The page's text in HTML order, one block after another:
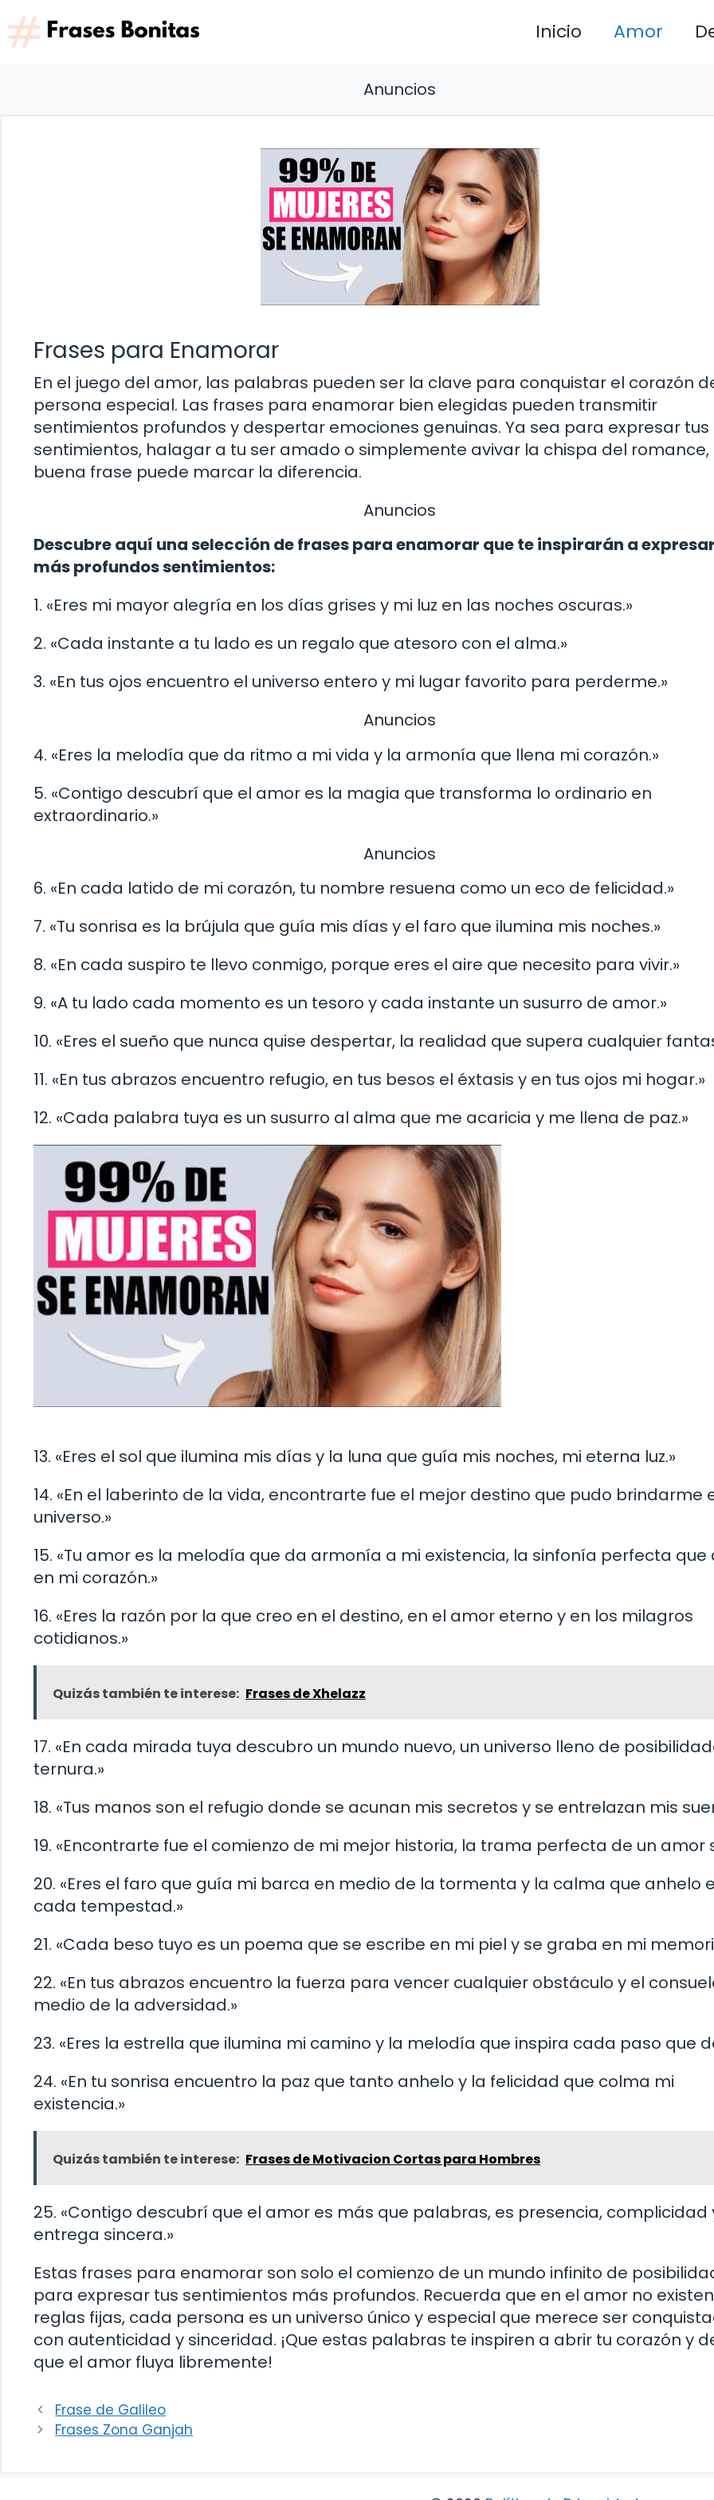
Saltar
al
contenido
Inicio Amor
Anuncios
Frases para Enamorar
En el juego del amor, las palabras pueden ser la clave para conquistar el corazón
persona especial. Las frases para enamorar bien elegidas pueden transmitir
sentimientos profundos y despertar emociones genuinas. Ya sea para expresar tus
sentimientos, halagar a tu ser amado o simplemente avivar la chispa del romance,
buena frase puede marcar la diferencia.
Anuncios
Descubre aquí una selección de frases para enamorar que te inspirarán a
más profundos sentimientos:
1. «Eres mi mayor alegría en los días grises y mi luz en las noches oscuras.»
2. «Cada instante a tu lado es un regalo que atesoro con el alma.»
3. «En tus ojos encuentro el universo entero y mi lugar favorito para perderme.»
Anuncios
4. «Eres la melodía que da ritmo a mi vida y la armonía que llena mi corazón.»
5. «Contigo descubrí que el amor es la magia que transforma lo ordinario en
extraordinario.»
Anuncios
6. «En cada latido de mi corazón, tu nombre resuena como un eco de felicidad.»
7. «Tu sonrisa es la brújula que guía mis días y el faro que ilumina mis noches.»
8. «En cada suspiro te llevo conmigo, porque eres el aire que necesito para vivir.»
9. «A tu lado cada momento es un tesoro y cada instante un susurro de amor.»
10. «Eres el sueño que nunca quise despertar, la realidad que supera cualquier
11. «En tus abrazos encuentro refugio, en tus besos el éxtasis y en tus ojos mi hogar.»
12. «Cada palabra tuya es un susurro al alma que me acaricia y me llena de paz.»
13. «Eres el sol que ilumina mis días y la luna que guía mis noches, mi eterna luz.»
14. «En el laberinto de la vida, encontrarte fue el mejor destino que pudo brindarme
universo.»
15. «Tu amor es la melodía que da armonía a mi existencia, la sinfonía perfecta que
en mi corazón.»
16. «Eres la razón por la que creo en el destino, en el amor eterno y en los milagros
cotidianos.»
Quizás también te interese: Frases de Xhelazz
17. «En cada mirada tuya descubro un mundo nuevo, un universo lleno de
ternura.»
18. «Tus manos son el refugio donde se acunan mis secretos y se entrelazan mis
19. «Encontrarte fue el comienzo de mi mejor historia, la trama perfecta de un amor
20. «Eres el faro que guía mi barca en medio de la tormenta y la calma que anhelo
cada tempestad.»
21. «Cada beso tuyo es un poema que se escribe en mi piel y se graba en mi
22. «En tus abrazos encuentro la fuerza para vencer cualquier obstáculo y el
medio de la adversidad.»
23. «Eres la estrella que ilumina mi camino y la melodía que inspira cada paso que
24. «En tu sonrisa encuentro la paz que tanto anhelo y la felicidad que colma mi
existencia.»
Quizás también te interese: Frases de Motivacion Cortas para Hombres
25. «Contigo descubrí que el amor es más que palabras, es presencia, complicidad
entrega sincera.»
Estas frases para enamorar son solo el comienzo de un mundo infinito de
para expresar tus sentimientos más profundos. Recuerda que en el amor no existen
reglas fijas, cada persona es un universo único y especial que merece ser
con autenticidad y sinceridad. ¡Que estas palabras te inspiren a abrir tu corazón y
que el amor fluya libremente!
Frase de Galileo
Frases Zona Ganjah